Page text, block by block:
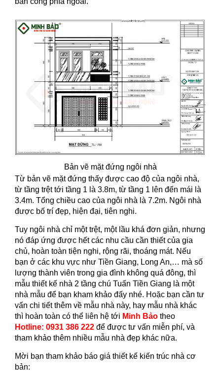
Bản vẽ mặt đứng ngôi nhà
Từ bản vẽ mặt đứng thấy được cao độ của ngôi nhà,
từ tầng trệt tới tầng 1 là 3.8m, từ tầng 1 lên đến mái là
3.4m. Tổng chiều cao của ngôi nhà là 7.2m. Ngôi nhà
được bố trí đẹp, hiện đại, tiên nghi.
Tuy ngôi nhà chỉ một trệt, một lầu khá đơn giản, nhưng
nó đáp ứng được hết các nhu cầu cần thiết của gia
chủ, hoàn toàn tiện nghi, rộng rãi, thoáng mát. Nếu
bạn ở các khu vực như Tiền Giang, Long An,… mà số
lượng thành viên trong gia đình không quá đông, thì
mẫu thiết kế nhà 2 tầng chú Tuấn Tiền Giang là một
nhà mẫu để bạn kham khảo đấy nhé. Hoặc bạn cần tư
vấn chi tiết thêm về mẫu nhà này, hay mẫu nhà khác
thì hoàn toàn có thể liên hệ tới Minh Bảo theo
Hotline: 0931 386 222 để được tư vấn miễn phí, và
tham khảo thêm nhiều mẫu nhà đẹp khác nữa.
Mời bạn tham khảo báo giá thiết kế kiến trúc nhà cơ
bản: